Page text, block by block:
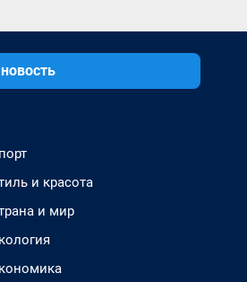
и красота
и мир